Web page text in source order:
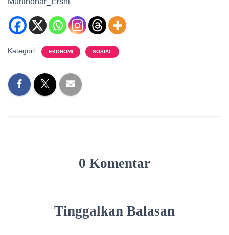
Kategori: EKONOMI SOSIAL
0 Komentar
Tinggalkan Balasan